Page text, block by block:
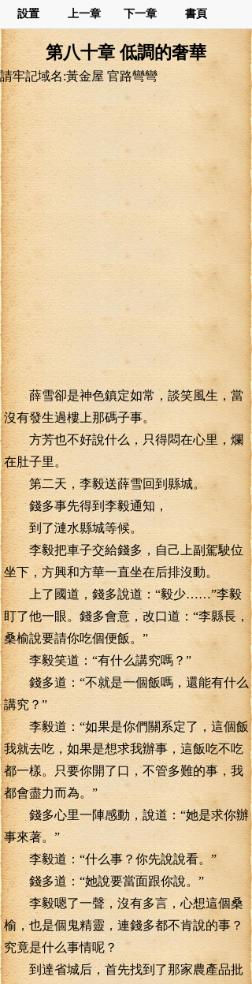
設置 上一章 下一章 書頁
第八十章 低調的奢華
請牢記域名:黃金屋 官路彎彎
薛雪卻是神色鎮定如常，談笑風生，當
沒有發生過樓上那碼子事。
方芳也不好說什么，只得悶在心里，爛
在肚子里。
第二天，李毅送薛雪回到縣城。
錢多事先得到李毅通知，
到了漣水縣城等候。
李毅把車子交給錢多，自己上副駕駛位
坐下，方興和方華一直坐在后排沒動。
上了國道，錢多說道：“毅少……”李毅
盯了他一眼。錢多會意，改口道：“李縣長，
桑榆說要請你吃個便飯。”
李毅笑道：“有什么講究嗎？”
錢多道：“不就是一個飯嗎，還能有什么
講究？”
李毅道：“如果是你們關系定了，這個飯
我就去吃，如果是想求我辦事，這飯吃不吃
都一樣。只要你開了口，不管多難的事，我
都會盡力而為。”
錢多心里一陣感動，說道：“她是求你辦
事來著。”
李毅道：“什么事？你先說說看。”
錢多道：“她說要當面跟你說。”
李毅嗯了一聲，沒有多言，心想這個桑
榆，也是個鬼精靈，連錢多都不肯說的事？
究竟是什么事情呢？
到達省城后，首先找到了那家農產品批